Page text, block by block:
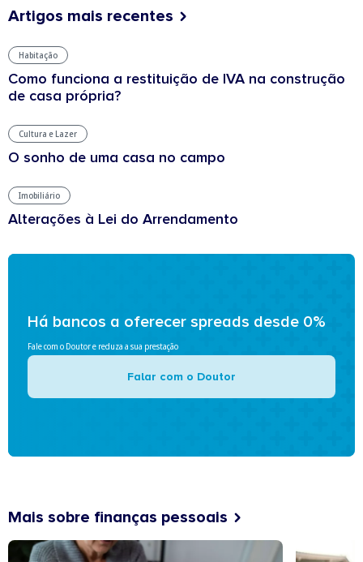
Artigos mais recentes
Habitação
Como funciona a restituição de IVA na construção
de casa própria?
Cultura e Lazer
O sonho de uma casa no campo
Imobiliário
Alterações à Lei do Arrendamento
Há bancos a oferecer spreads desde 0%
Fale com o Doutor e reduza a sua prestação
Falar com o Doutor
Mais sobre finanças pessoais